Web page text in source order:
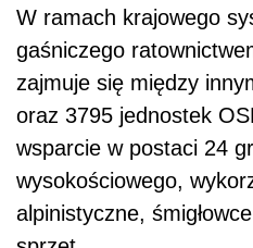
W ramach krajowego
gaśniczego
zajmuje się między
oraz 3795 jednostek
wsparcie w postaci 24
wysokościowego,
alpinistyczne,